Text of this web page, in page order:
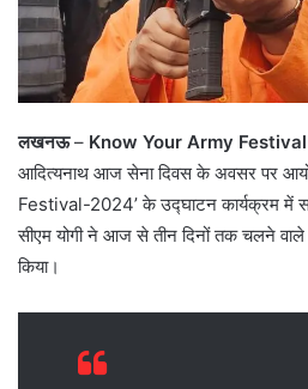
लखनऊ– Know Your Army
आदित्यनाथ आज सेना दिवस के अवसर पर
Festival-2024’ के उद्घाटन कार्यक्रम में
सीएम योगी ने आज से तीन दिनों तक चलने
किया।